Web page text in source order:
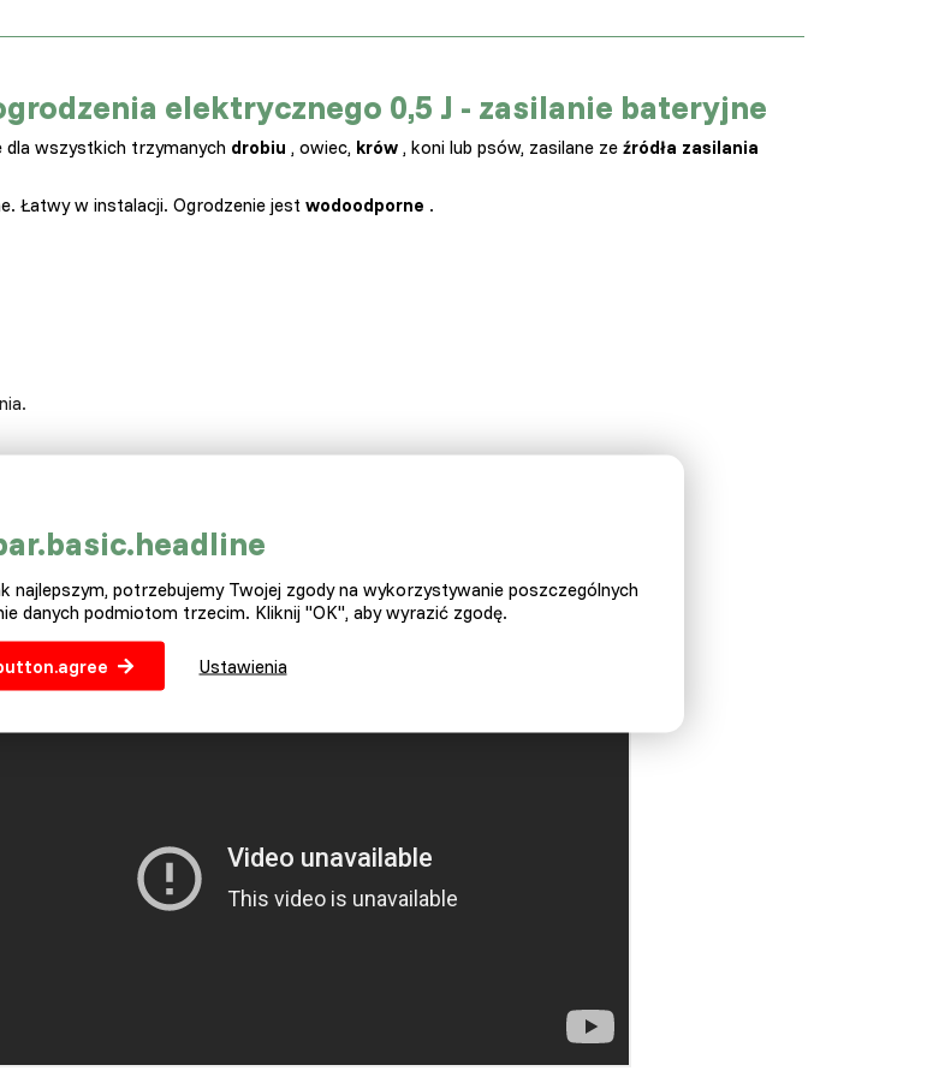
elektrycznego 0,5 J - zasilanie bateryjne
dla wszystkich trzymanych drobiu , owiec, krów, koni lub psów, zasilane ze źródła zasilania
Łatwy w instalacji. Ogrodzenie jest wodoodporne .
cm.
najlepszym, potrzebujemy Twojej zgody na wykorzystywanie poszczególnych
danych podmiotom trzecim. Kliknij "OK", aby wyrazić zgodę.
Ustawienia